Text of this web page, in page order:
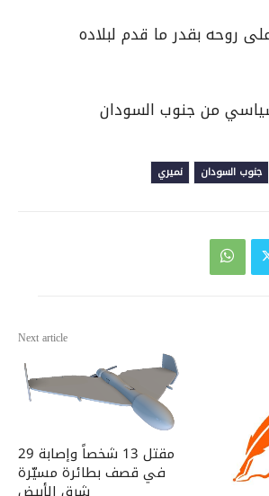
روحه بقدر ما قدم لبلاده
من جنوب السودان
جنوب السودان نميري
Next article
مقتل 13 شخصاً وإصابة 29
في قصف بطائرة مسيّرة